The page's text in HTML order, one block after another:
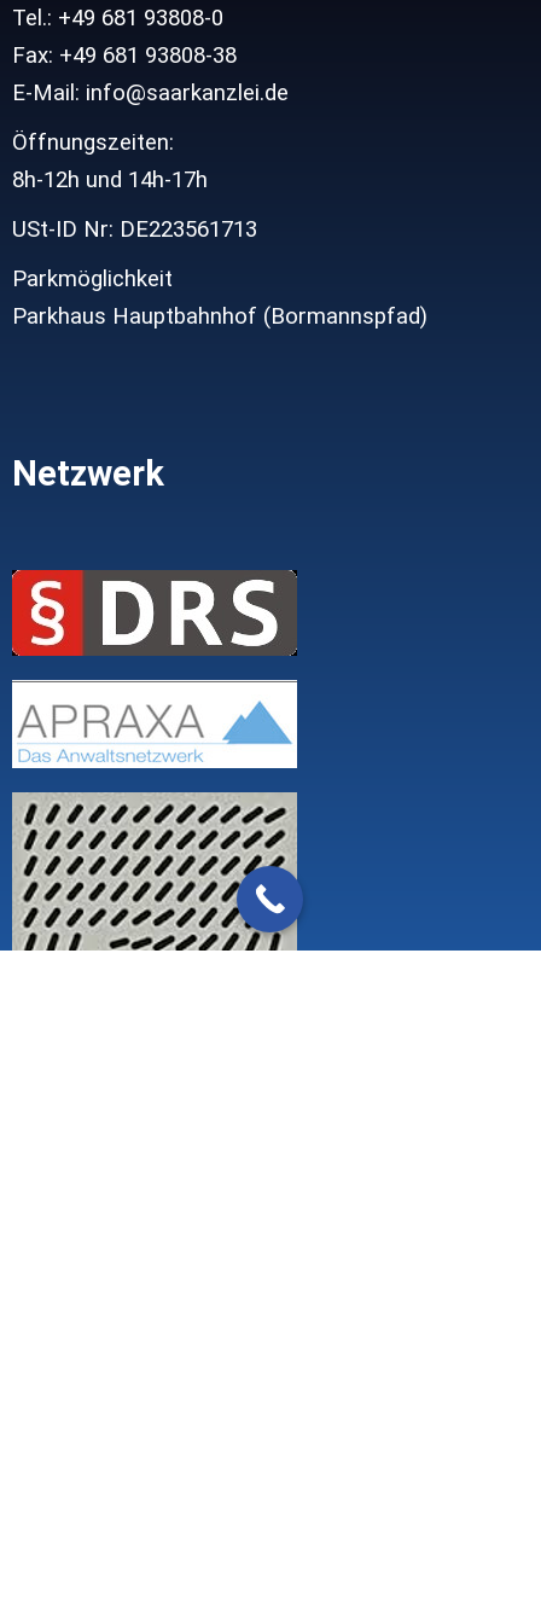
Tel.: +49 681 93808-0
Fax: +49 681 93808-38
E-Mail: info@saarkanzlei.de
Öffnungszeiten:
8h-12h und 14h-17h
USt-ID Nr: DE223561713
Parkmöglichkeit
Parkhaus Hauptbahnhof (Bormannspfad)
Netzwerk